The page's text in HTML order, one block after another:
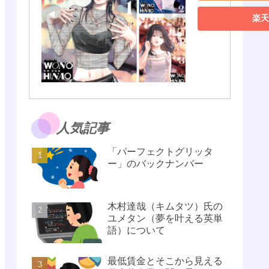
楽
人気記事
「パーフェクトグリッタ
ー」のバックナンバー
木村達哉（キムタツ）氏の
ユメタン（夢を叶える英単
語）について
最低賃金とそこから見える